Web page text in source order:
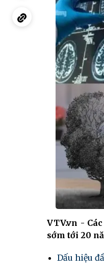
VTV.vn -
sớm tới 20
Dấu hiệu